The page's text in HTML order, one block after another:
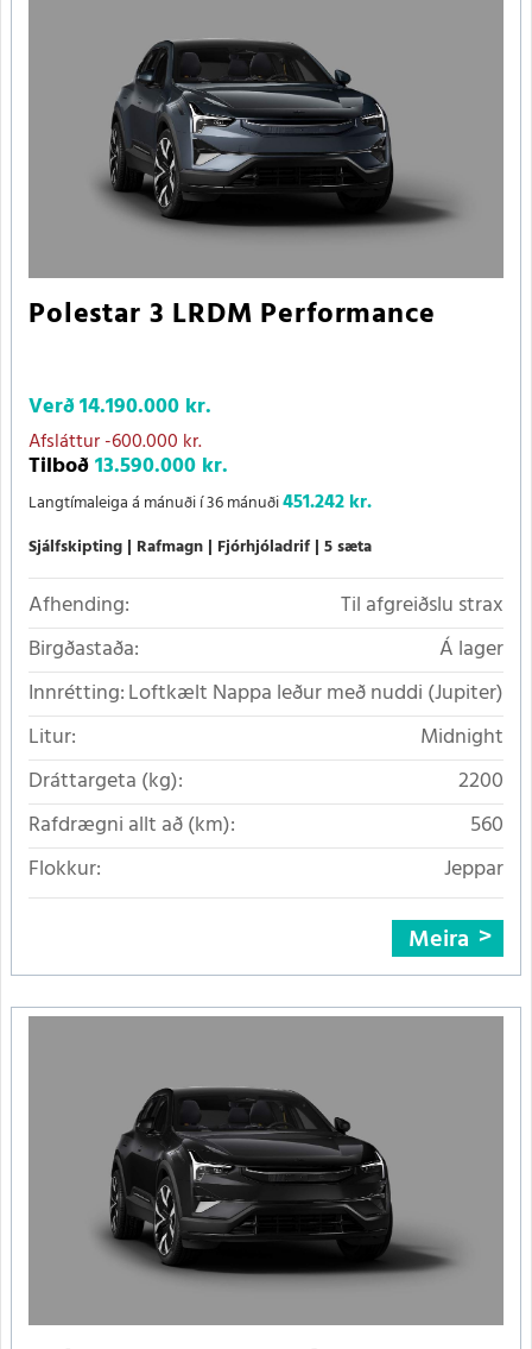
Polestar 3 LRDM Performance
Verð14.190.000 kr.
Afsláttur-600.000 kr.
Tilboð13.590.000 kr.
Langtímaleiga á mánuði í 36 mánuði451.242 kr.
Sjálfskipting Rafmagn Fjórhjóladrif 5 sæta
Afhending:
Til afgreiðslu strax
Birgðastaða:
Á lager
Innrétting:Loftkælt Nappa leður með nuddi (Jupiter)
Litur:
Midnight
Dráttargeta (kg):
2200
Rafdrægni allt að (km):
560
Flokkur:
Jeppar
Meira